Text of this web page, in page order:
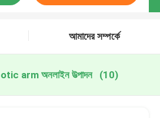
আমাদের সম্পর্কে
arm অনলাইন উত্পাদন (10)